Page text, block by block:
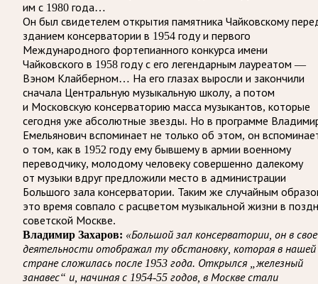
им с 1980 года…
Он был свидетелем открытия памятника Чайковскому
зданием консерватории в 1954 году и первого
Международного фортепианного конкурса имени
Чайковского в 1958 году с его легендарным лауреатом —
Вэном Клайберном… На его глазах выросли и закончили
сначала Центральную музыкальную школу, а потом
и Московскую консерваторию масса музыкантов, которые
сегодня уже абсолютные звезды. Но в программе
Емельянович вспоминает не только об этом, он
о том, как в 1952 году ему бывшему в армии военному
переводчику, молодому человеку совершенно далекому
от музыки вдруг предложили место в администрации
Большого зала консерватории. Таким же случайным
это время совпало с расцветом музыкальной жизни в
советской Москве.
Владимир Захаров: «Большой зал консерватории, он в
деятельности отображал ту обстановку, которая в нашей
стране сложилась после 1953 года. Открылся „железный
занавес“ и, начиная с 1954-55 годов, в Москве стали